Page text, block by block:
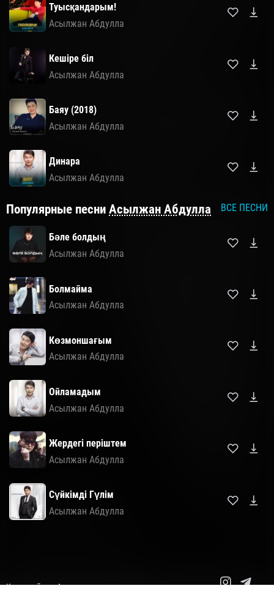
Туысқандарым!
Асылжан Абдулла
Кешіре біл
Асылжан Абдулла
Баяу (2018)
Асылжан Абдулла
Динара
Асылжан Абдулла
Популярные песни Асылжан Абдулла ВСЕ ПЕСНИ
Бәле болдың
Асылжан Абдулла
Болмайма
Асылжан Абдулла
Көзмоншағым
Асылжан Абдулла
Ойламадым
Асылжан Абдулла
Жердегі періштем
Асылжан Абдулла
Сүйкімді Гүлім
Асылжан Абдулла
Карта сайта
Авторские права